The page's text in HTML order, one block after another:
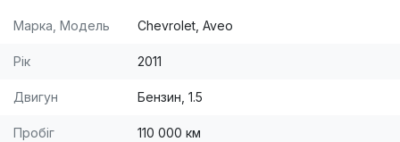
Марка, Модель Chevrolet, Aveo
Рік 2011
Двигун Бензин, 1.5
Пробіг 110 000 км